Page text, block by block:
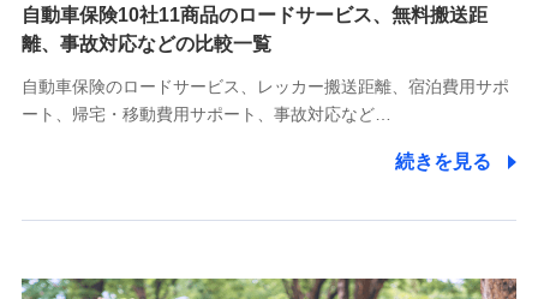
10.受託業務の 個人情報
受託業務の遂行およびこれらに準ずる業務の遂行のため
11.マイカー通勤管理クラウド並びに法人向けASPサー
をお送りするため
分析するため
自動車保険10社11商品のロードサービス、無料搬送距
離、事故対応などの比較一覧
自動車保険のロードサービス、レッカー搬送距離、宿泊費用サポ
ート、帰宅・移動費用サポート、事故対応など…
続きを見る